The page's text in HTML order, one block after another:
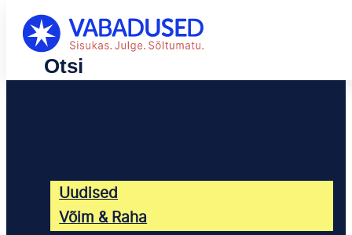
Uudised
Võim & Raha